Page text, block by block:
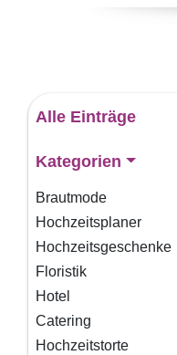
Alle Einträge
Kategorien
Brautmode
Hochzeitsplaner
Hochzeitsgeschenke
Floristik
Hotel
Catering
Hochzeitstorte